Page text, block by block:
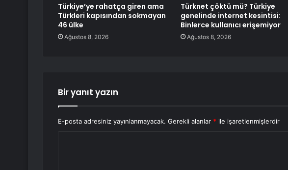
Türkiye’ye rahatça giren ama
Türkleri kapısından sokmayan
46 ülke
Ağustos 8, 2026
Türknet çöktü mü? Türkiye
genelinde internet kesintisi:
Binlerce kullanıcı erişemiyor
Ağustos 8, 2026
Bir yanıt yazın
E-posta adresiniz yayınlanmayacak. Gerekli alanlar * ile işaretlenmişlerdir